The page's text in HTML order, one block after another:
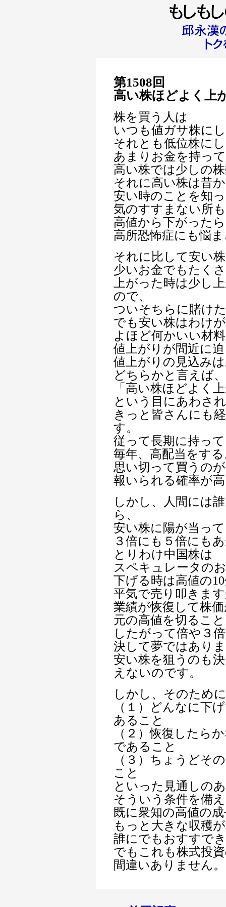
第1508回
高い株ほどよく上
株を買う人は
いつも値ガサ株に
それとも低位株に
あまりお金を持っ
高い株では少しの
それに高い株は昔
安い時のことを知
気のすすまない所
高値から下がった
高所恐怖症にも悩
それに比して安い
少いお金でもたく
上がった時は少し
ので、
ついそちらに賭け
でも安い株はわけ
よほど何かいい材
値上がりが間近に
値上がりの見込み
どちらかと言えば、
「高い株ほどよく
という目にあわさ
きっと皆さんにも
す。
従って長期に持っ
毎年、高配当をす
思い切って買うのが
報いられる確率が
しかし、人間には
ら、
安い株に陽が当って
３倍にも５倍にも
とりわけ中国株は
スペキュレータの
下げる時は高値の
平気で売り叩きま
業績が恢復して株
元の高値を切るこ
したがって倍や３
決して夢ではあり
安い株を狙うのも
えないのです。
しかし、そのため
（１）どんなに下
あること
（２）恢復したら
であること
（３）ちょうどそ
こと
といった見通しの
そういう条件を備
既に衆知の高値の
もっと大きな収穫
誰にでもおすすで
でもこれも株式投
間違いありません。